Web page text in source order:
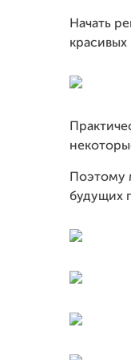
Начать
Поэтому
будущих